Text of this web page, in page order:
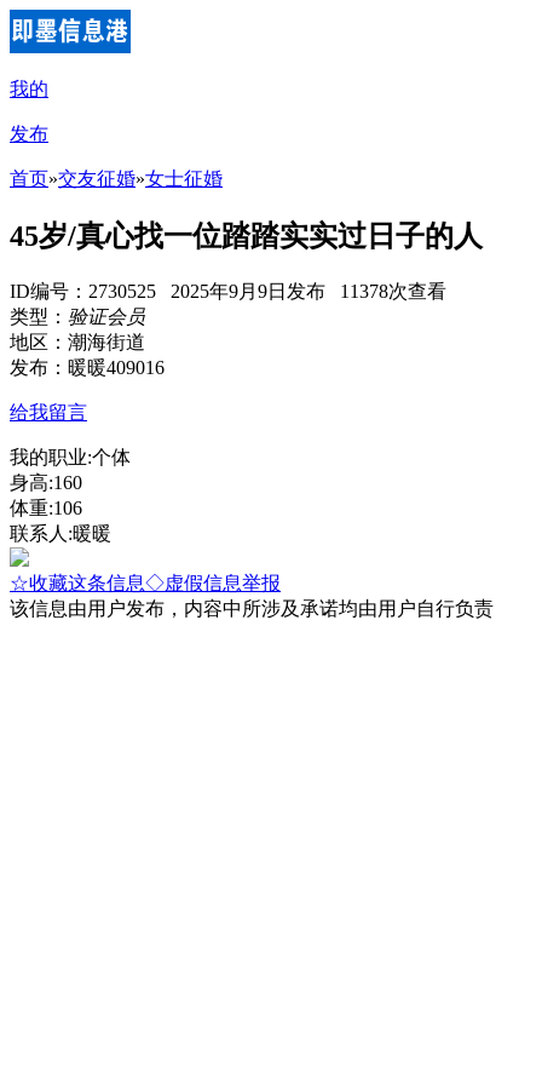
我的
发布
首页»交友征婚»女士征婚
45岁/真心找一位踏踏实实过日子的人
ID编号：2730525 2025年9月9日发布 11378次查看
类型： 验证会员
地区：潮海街道
发布：暖暖409016
给我留言
我的职业:个体
身高:160
体重:106
联系人:暖暖
☆收藏这条信息◇虚假信息举报
该信息由用户发布，内容中所涉及承诺均由用户自行负责